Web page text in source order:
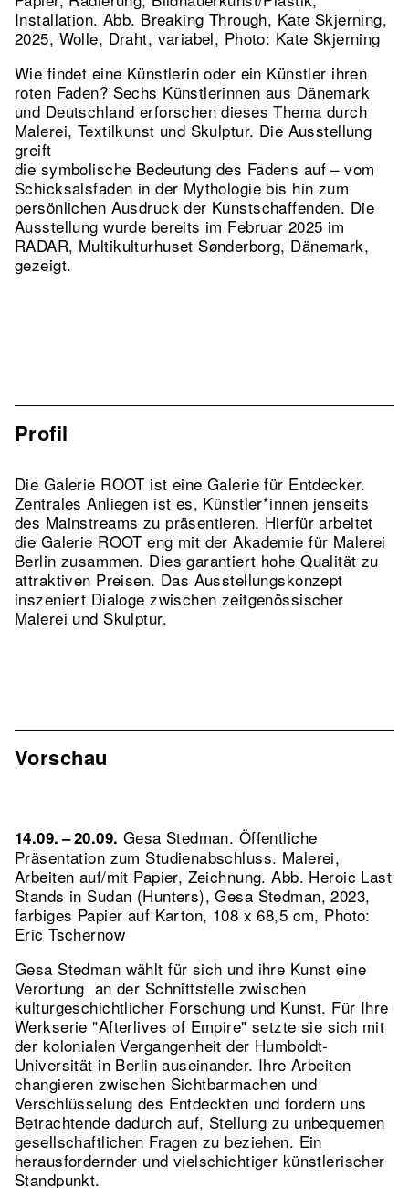
Installation. Abb. Breaking Through, Kate Skjerning,
2025, Wolle, Draht, variabel, Photo: Kate Skjerning
Wie findet eine Künstlerin oder ein Künstler ihren
roten Faden? Sechs Künstlerinnen aus Dänemark
und Deutschland erforschen dieses Thema durch
Malerei, Textilkunst und Skulptur. Die Ausstellung
greift
die symbolische Bedeutung des Fadens auf – vom
Schicksalsfaden in der Mythologie bis hin zum
persönlichen Ausdruck der Kunstschaffenden. Die
Ausstellung wurde bereits im Februar 2025 im
RADAR, Multikulturhuset Sønderborg, Dänemark,
gezeigt.
Profil
Die Galerie ROOT ist eine Galerie für Entdecker.
Zentrales Anliegen ist es, Künstler*innen jenseits
des Mainstreams zu präsentieren. Hierfür arbeitet
die Galerie ROOT eng mit der Akademie für Malerei
Berlin zusammen. Dies garantiert hohe Qualität zu
attraktiven Preisen. Das Ausstellungskonzept
inszeniert Dialoge zwischen zeitgenössischer
Malerei und Skulptur.
Vorschau
14.09. – 20.09. Gesa Stedman. Öffentliche
Präsentation zum Studienabschluss. Malerei,
Arbeiten auf/mit Papier, Zeichnung.Abb. Heroic Last
Stands in Sudan (Hunters), Gesa Stedman, 2023,
farbiges Papier auf Karton, 108 x 68,5 cm, Photo:
Eric Tschernow
Gesa Stedman wählt für sich und ihre Kunst eine
Verortung an der Schnittstelle zwischen
kulturgeschichtlicher Forschung und Kunst. Für Ihre
Werkserie "Afterlives of Empire" setzte sie sich mit
der kolonialen Vergangenheit der Humboldt-
Universität in Berlin auseinander. Ihre Arbeiten
changieren zwischen Sichtbarmachen und
Verschlüsselung des Entdeckten und fordern uns
Betrachtende dadurch auf, Stellung zu unbequemen
gesellschaftlichen Fragen zu beziehen. Ein
herausfordernder und vielschichtiger künstlerischer
Standpunkt.